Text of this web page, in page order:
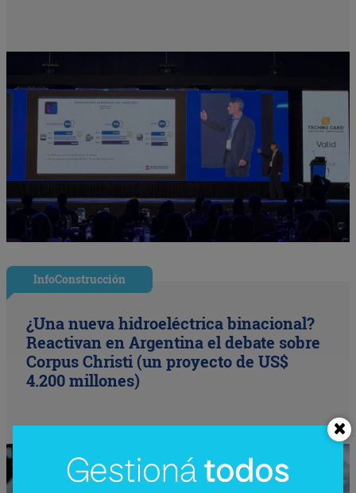
InfoConstrucción
¿Una nueva hidroeléctrica binacional?
Reactivan en Argentina el debate sobre
Corpus Christi (un proyecto de US$
4.200 millones)